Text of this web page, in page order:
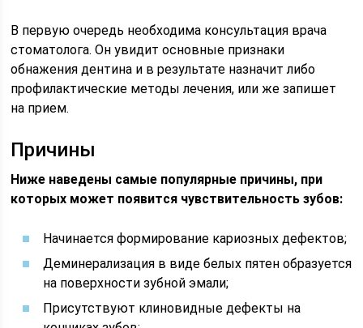
В первую очередь необходима консультация врача
стоматолога. Он увидит основные признаки
обнажения дентина и в результате назначит либо
профилактические методы лечения, или же запишет
на прием.
Причины
Ниже наведены самые популярные причины, при
которых может появится чувствительность зубов:
Начинается формирование кариозных дефектов;
Деминерализация в виде белых пятен образуется
на поверхности зубной эмали;
Присутствуют клиновидные дефекты на